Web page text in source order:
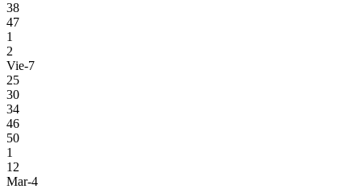
38
47
1
2
Vie-7
25
30
34
46
50
1
12
Mar-4